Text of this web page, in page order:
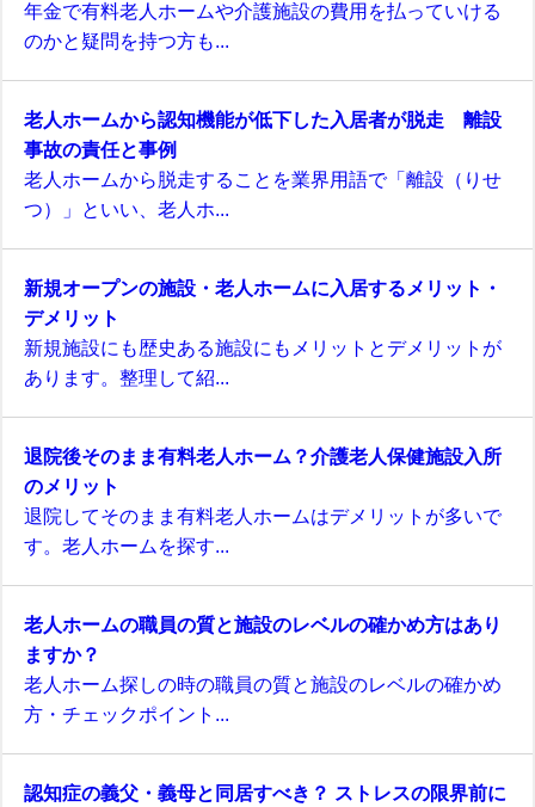
年金で有料老人ホームや介護施設の費用を払っていける
のかと疑問を持つ方も...
老人ホームから認知機能が低下した入居者が脱走 離設
事故の責任と事例
老人ホームから脱走することを業界用語で「離設（りせ
つ）」といい、老人ホ...
新規オープンの施設・老人ホームに入居するメリット・
デメリット
新規施設にも歴史ある施設にもメリットとデメリットが
あります。整理して紹...
退院後そのまま有料老人ホーム？介護老人保健施設入所
のメリット
退院してそのまま有料老人ホームはデメリットが多いで
す。老人ホームを探す...
老人ホームの職員の質と施設のレベルの確かめ方はあり
ますか？
老人ホーム探しの時の職員の質と施設のレベルの確かめ
方・チェックポイント...
認知症の義父・義母と同居すべき？ ストレスの限界前に